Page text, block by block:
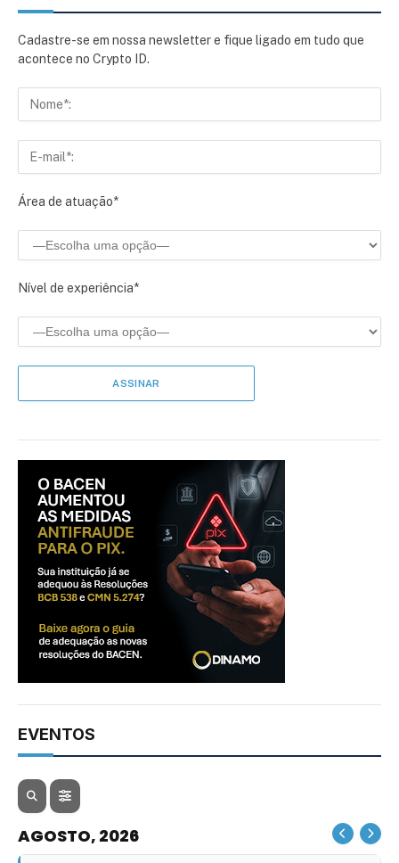
Cadastre-se em nossa newsletter e fique ligado em tudo que
acontece no Crypto ID.
Área de atuação*
Nível de experiência*
EVENTOS
AGOSTO, 2026